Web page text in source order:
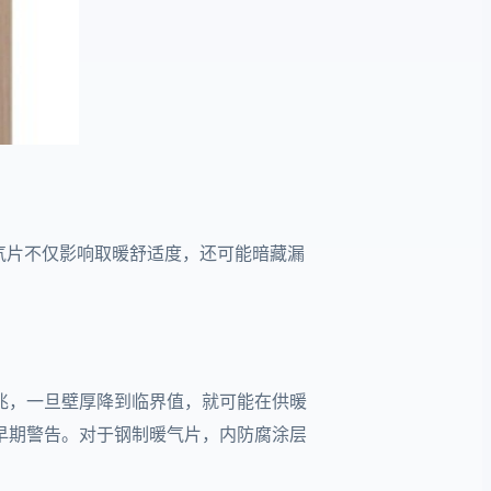
不仅影响取暖舒适度，还可能暗藏漏
一旦壁厚降到临界值，就可能在供暖
警告。对于钢制暖气片，内防腐涂层